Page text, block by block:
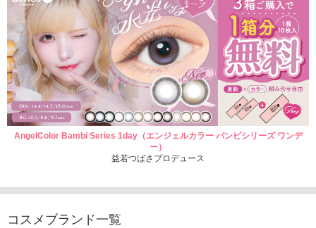
AngelColor Bambi Series 1day（エンジェルカラー バンビシリーズ ワンデ
ー）
益若つばさプロデュース
コスメブランド一覧